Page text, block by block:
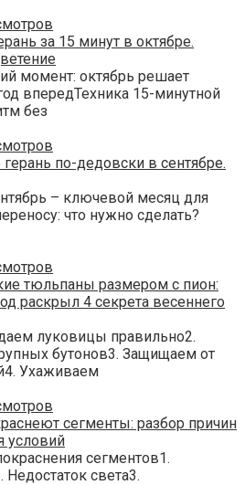
за 15 минут в октябре.
момент: октябрь решает
впередТехника 15-минутной
без
по-дедовски в сентябре.
– ключевой месяц для
что нужно сделать?
тюльпаны размером с пион:
раскрыл 4 секрета весеннего
луковицы правильно2.
бутонов3. Защищаем от
Ухаживаем
сегменты: разбор причин
условий
сегментов1.
света3.